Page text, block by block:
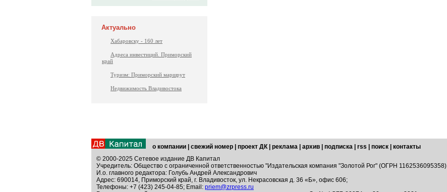
Актуально
Хабаровску - 160 лет
Адреса инвестиций. Приморский
край
Туризм: Приморский маршрут
Недвижимость Владивостока
о компании свежий номер проект ДК реклама архив подписка rss поиск
контакты
© 2000-2025 Сетевое издание ДВ Капитал
Учредитель: Общество с ограниченной ответственностью "Издательская компания "Золотой Рог" (ОГРН 1162536095358)
И.о. главного редактора: Голубь Андрей Александрович
Адрес: 690014, Приморский край, г. Владивосток, ул. Некрасовская д. 36 «Б», офис 606;
Телефоны: +7 (423) 245-04-85; Email: priem@zrpress.ru